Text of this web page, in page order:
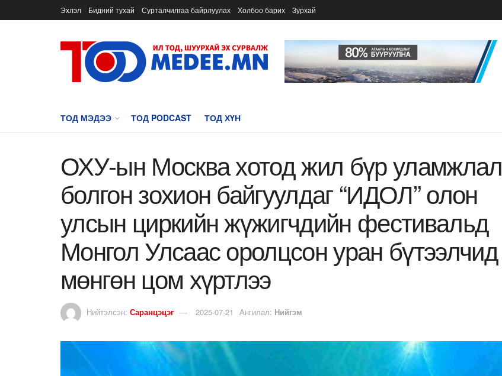
Эхлэл Бидний тухай Сурталчилгаа байрлуулах Холбоо барих Зурхай
ТОД МЭДЭЭ ТОД PODCAST ТОД ХҮН
ОХУ-ын Москва хотод жил бүр уламжлал
болгон зохион байгуулдаг “ИДОЛ” олон
улсын циркийн жүжигчдийн фестивальд
Монгол Улсаас оролцсон уран бүтээлчид
мөнгөн цом хүртлээ
Нийтэлсэн: Саранцэцэг 2025-07-21 Ангилал: Нийгэм